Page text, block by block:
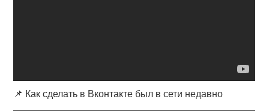
📌 Как сделать в Вконтакте был в сети недавно